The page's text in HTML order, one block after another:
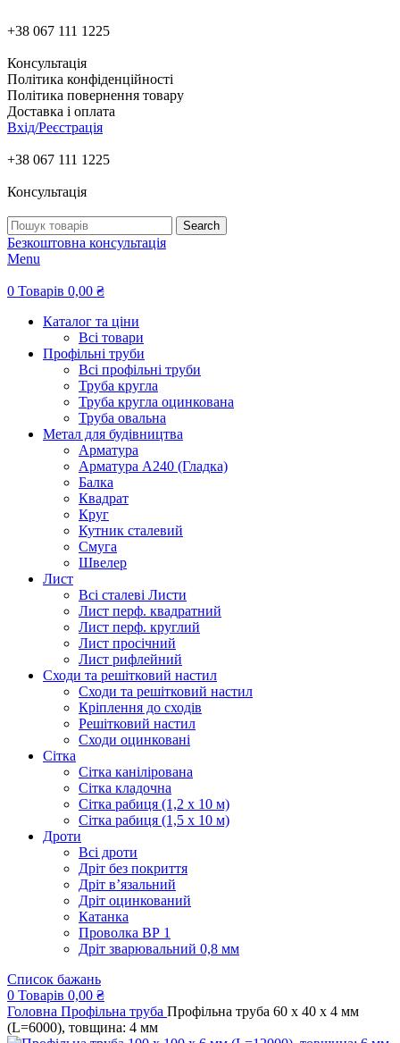
+38 067 111 1225
Консультація
Політика конфіденційності
Політика повернення товару
Доставка і оплата
Вхід/Реєстрація
+38 067 111 1225
Консультація
Search
Безкоштовна консультація
Menu
0 Товарів 0,00 ₴
Каталог та ціни
Всі товари
Профільні труби
Всі профільні труби
Труба кругла
Труба кругла оцинкована
Труба овальна
Метал для будівництва
Арматура
Арматура А240 (Гладка)
Балка
Квадрат
Круг
Кутник сталевий
Смуга
Швелер
Лист
Всі сталеві Листи
Лист перф. квадратний
Лист перф. круглий
Лист просічний
Лист рифлейний
Сходи та решітковий настил
Сходи та решітковий настил
Кріплення до сходів
Решітковий настил
Сходи оцинковані
Сітка
Сітка канілірована
Сітка кладочна
Сітка рабиця (1,2 x 10 м)
Сітка рабиця (1,5 x 10 м)
Дроти
Всі дроти
Дріт без покриття
Дріт в’язальний
Дріт оцинкований
Катанка
Проволка ВР 1
Дріт зварювальний 0,8 мм
Список бажань
0 Товарів 0,00 ₴
Головна Профільна труба Профільна труба 60 x 40 x 4 мм
(L=6000), товщина: 4 мм